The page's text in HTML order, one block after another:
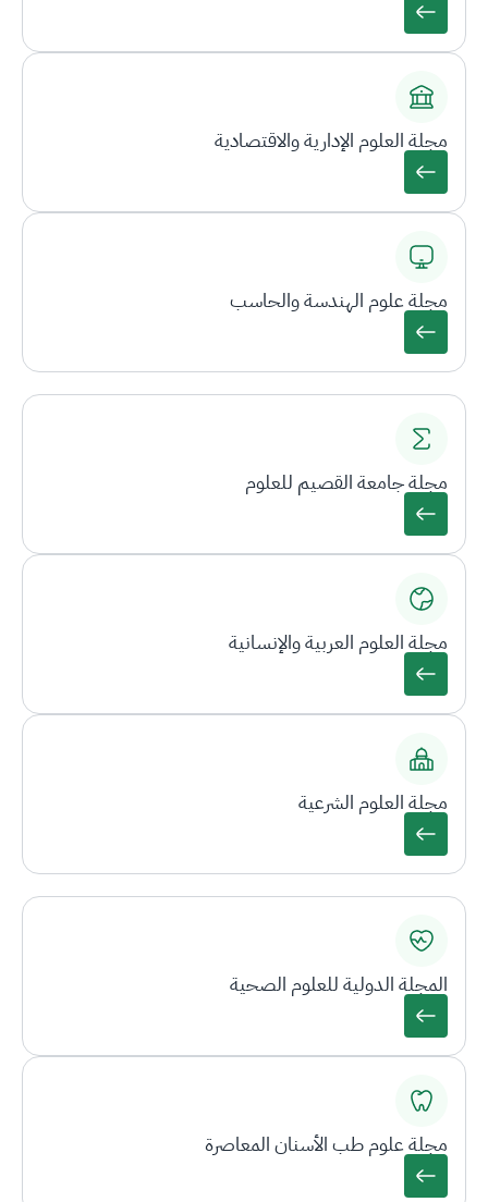
مجلة العلوم الإدارية والاقتصادية
مجلة علوم الهندسة والحاسب
مجلة جامعة القصيم للعلوم
مجلة العلوم العربية والإنسانية
مجلة العلوم الشرعية
المجلة الدولية للعلوم الصحية
مجلة علوم طب الأسنان المعاصرة